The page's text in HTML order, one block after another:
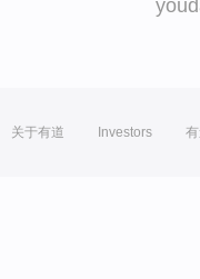
关于有道 Investors